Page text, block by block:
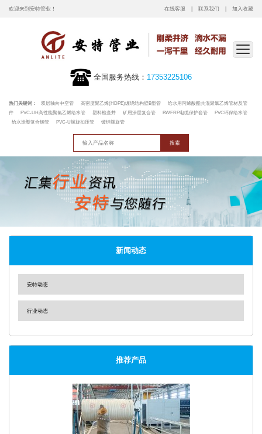
欢迎来到安特管业！ 在线客服 联系我们 加入收藏
全国服务热线： 17353225106
热门关键词： 双层轴向中空管 高密度聚乙烯(HDPE)缠绕结构壁B型管
给水用丙烯酸酯共混聚氯乙烯管材及管
件
PVC-UH高性能聚氯乙烯给水管 塑料检查井 矿用涂层复合管 BWFRP电缆保护套管
PVC环保给水管
给水涂塑复合钢管
PVC-U螺旋扣压管 镀锌螺旋管
新闻动态
安特动态
行业动态
推荐产品